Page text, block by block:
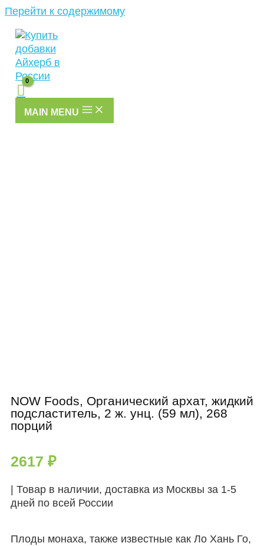
Перейти к содержимому
MAIN MENU
NOW Foods, Органический архат, жидкий
подсластитель, 2 ж. унц. (59 мл), 268
порций
2617 ₽
| Товар в наличии, доставка из Москвы за 1-5
дней по всей России
Плоды монаха, также известные как Ло Хань Го,